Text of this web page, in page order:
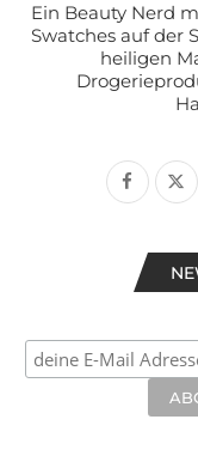
Ein Beauty Nerd
Swatches auf der
heiligen